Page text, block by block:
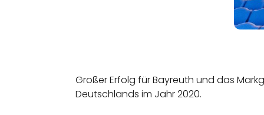
Großer Erfolg für Bayreuth und das
Deutschlands im Jahr 2020.